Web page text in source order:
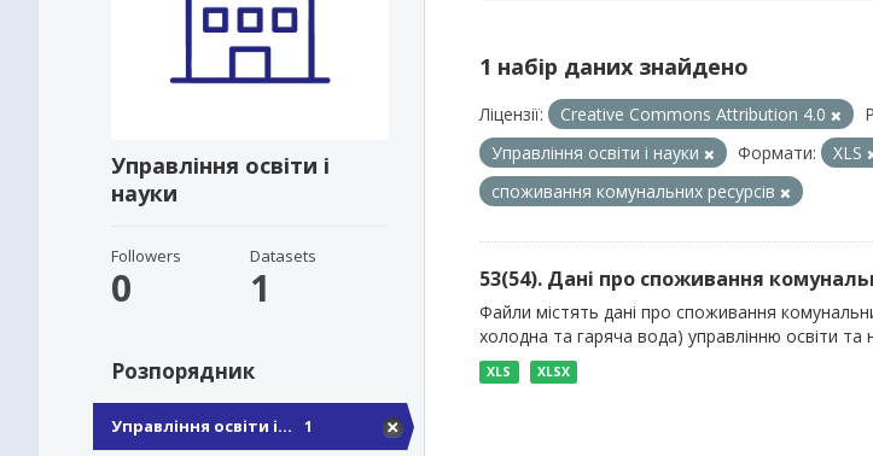
Управління освіти і
науки
Followers
0
Datasets
1
Розпорядник
Управління освіти і... 1
1 набір даних знайдено
Ліцензії: Creative Commons Attribution 4.0
Управління освіти і науки
Формати: XLS
споживання комунальних ресурсів
53(54). Дані про споживання
Файли містять дані про споживання
холодна та гаряча вода) управлінню освіти та
XLS XLSX